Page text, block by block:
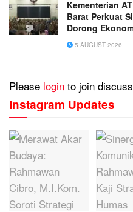
Kementerian
Barat Perkuat
Dorong
5 AUGUST 2026
Please login to join
Instagram Updates